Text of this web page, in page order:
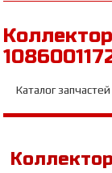
Каталог запчастей